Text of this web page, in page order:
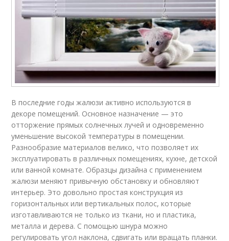
В последние годы жалюзи активно используются в
декоре помещений. Основное назначение — это
отторжение прямых солнечных лучей и одновременно
уменьшение высокой температуры в помещении.
Разнообразие материалов велико, что позволяет их
эксплуатировать в различных помещениях, кухне, детской
или ванной комнате. Образцы дизайна с применением
жалюзи меняют привычную обстановку и обновляют
интерьер. Это довольно простая конструкция из
горизонтальных или вертикальных полос, которые
изготавливаются не только из ткани, но и пластика,
металла и дерева. С помощью шнура можно
регулировать угол наклона, сдвигать или вращать планки.